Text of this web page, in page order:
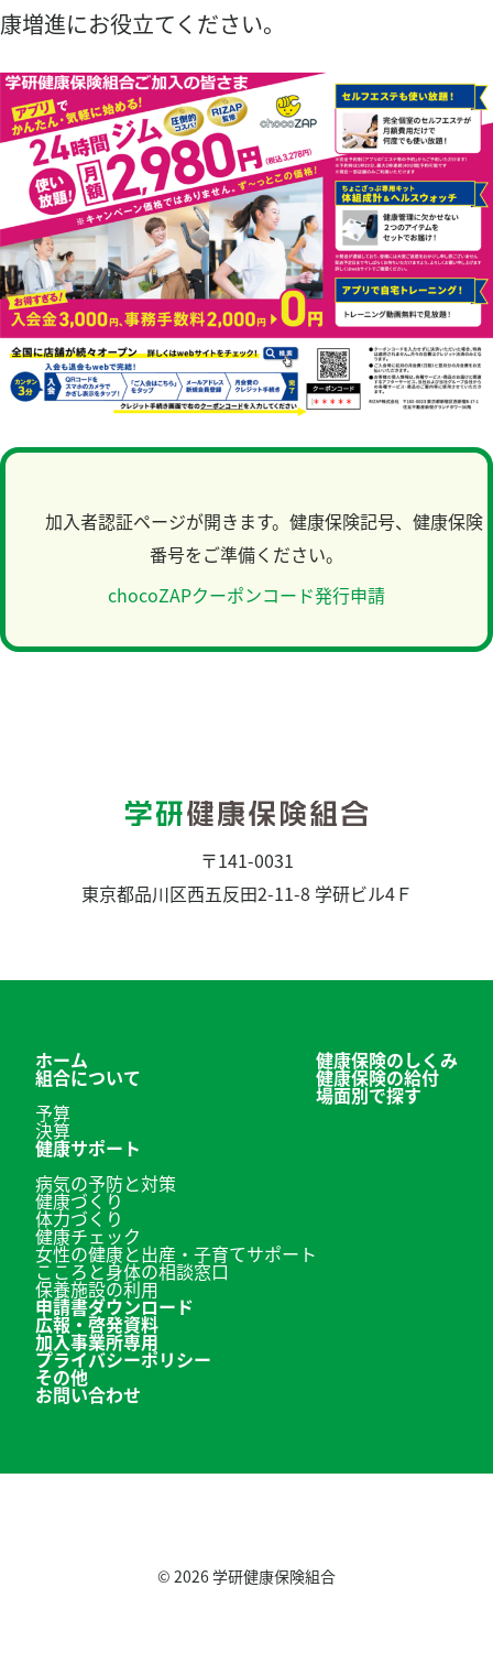
康増進にお役立てください。
加入者認証ページが開きます。健康保険記号、健康保険
番号をご準備ください。
chocoZAPクーポンコード発行申請
〒141-0031
東京都品川区西五反田2-11-8 学研ビル4Ｆ
ホーム
組合について
予算
決算
健康保険のしくみ
健康保険の給付
場面別で探す
健康サポート
病気の予防と対策
健康づくり
体力づくり
健康チェック
女性の健康と出産・子育てサポート
こころと身体の相談窓口
保養施設の利用
申請書ダウンロード
広報・啓発資料
加入事業所専用
プライバシーポリシー
その他
お問い合わせ
© 2026 学研健康保険組合
組合について
プライバシーポリシー
検
索
結
果：
検
索
マイページ